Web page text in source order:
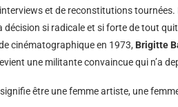
et de reconstitutions
décision si radicale et si forte de tout
cinématographique en 1973, Brigitte
une militante convaincue qui n’a
être une femme artiste, une